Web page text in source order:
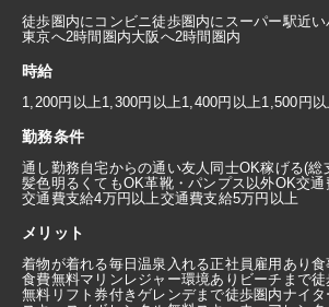
徒歩圏内にコンビニ徒歩圏内にスーパー駅近い
東京へ2時間圏内大阪へ2時間圏内
時給
1,200円以上1,300円以上1,400円以上1,500円以
勤務条件
通し勤務自宅からの通い友人同士OK稼げる(総
髪色明るくてもOK革靴・パンプス以外OK交通
交通費支給4万円以上交通費支給5万円以上
メリット
着物が着れる毎日温泉入れる正社員雇用あり食
食費無料マリンレジャー環境あり ビーチまで
無料リフト券付きゲレンデまで徒歩圏内ナイタ